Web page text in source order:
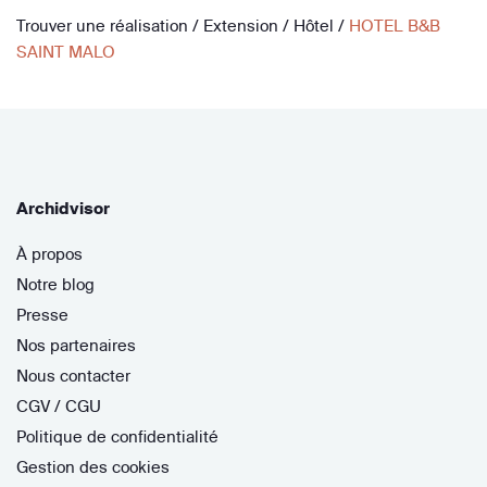
Trouver une réalisation / Extension / Hôtel / HOTEL B&B
SAINT MALO
Archidvisor
À propos
Notre blog
Presse
Nos partenaires
Nous contacter
CGV / CGU
Politique de confidentialité
Gestion des cookies